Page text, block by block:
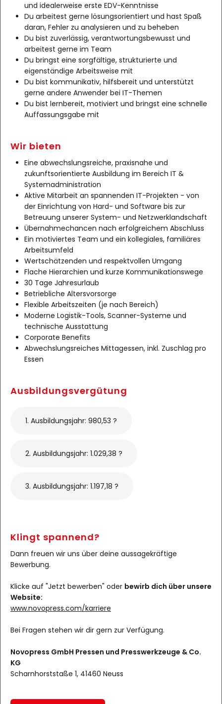
und idealerweise erste EDV-Kenntnisse
Du arbeitest gerne lösungsorientiert und hast Spaß
daran, Fehler zu analysieren und zu beheben
Du bist zuverlässig, verantwortungsbewusst und
arbeitest gerne im Team
Du bringst eine sorgfältige, strukturierte und
eigenständige Arbeitsweise mit
Du bist kommunikativ, hilfsbereit und unterstützt
gerne andere Anwender bei IT-Themen
Du bist lernbereit, motiviert und bringst eine schnelle
Auffassungsgabe mit
Wir bieten
Eine abwechslungsreiche, praxisnahe und
zukunftsorientierte Ausbildung im Bereich IT &
Systemadministration
Aktive Mitarbeit an spannenden IT-Projekten - von
der Einrichtung von Hard- und Software bis zur
Betreuung unserer System- und Netzwerklandschaft
Übernahmechancen nach erfolgreichem Abschluss
Ein motiviertes Team und ein kollegiales, familiäres
Arbeitsumfeld
Wertschätzenden und respektvollen Umgang
Flache Hierarchien und kurze Kommunikationswege
30 Tage Jahresurlaub
Betriebliche Altersvorsorge
Flexible Arbeitszeiten (je nach Bereich)
Moderne Logistik-Tools, Scanner-Systeme und
technische Ausstattung
Corporate Benefits
Abwechslungsreiches Mittagessen, inkl. Zuschlag pro
Essen
Ausbildungsvergütung
1. Ausbildungsjahr: 980,53 ?
2. Ausbildungsjahr: 1.029,38 ?
3. Ausbildungsjahr: 1.197,18 ?
Klingt spannend?
Dann freuen wir uns über deine aussagekräftige
Bewerbung.
Klicke auf "Jetzt bewerben" oder bewirb dich über unsere
Website:
www.novopress.com/karriere
Bei Fragen stehen wir dir gern zur Verfügung.
Novopress GmbH Pressen und Presswerkzeuge & Co.
KG
Scharnhorststaße 1, 41460 Neuss